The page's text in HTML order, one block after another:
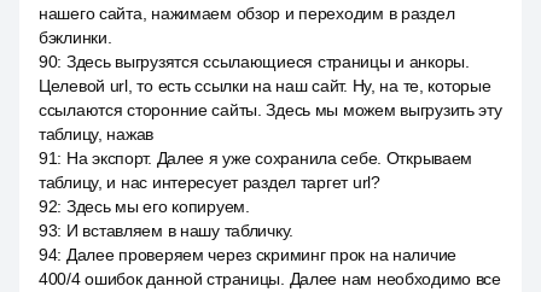
нашего сайта, нажимаем обзор и переходим в раздел
бэклинки.
90: Здесь выгрузятся ссылающиеся страницы и анкоры.
Целевой url, то есть ссылки на наш сайт. Ну, на те, которые
ссылаются сторонние сайты. Здесь мы можем выгрузить эту
таблицу, нажав
91: На экспорт. Далее я уже сохранила себе. Открываем
таблицу, и нас интересует раздел таргет url?
92: Здесь мы его копируем.
93: И вставляем в нашу табличку.
94: Далее проверяем через скриминг прок на наличие
400/4 ошибок данной страницы. Далее нам необходимо все